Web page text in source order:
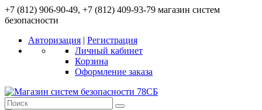
+7 (812) 906-90-49, +7 (812) 409-93-79 магазин систем
безопасности
Авторизация | Регистрация
Личный кабинет
Корзина
Оформление заказа